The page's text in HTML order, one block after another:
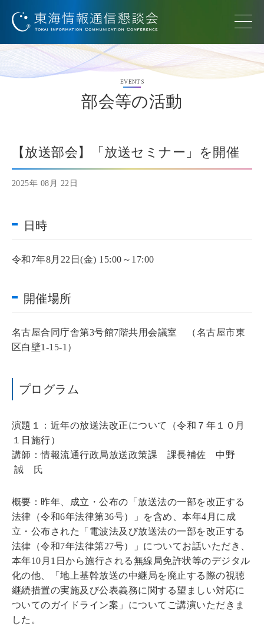
EVENTS
部会等の活動
【放送部会】「放送セミナー」を開催
2025年 08月 22日
日時
令和7年8月22日(金) 15:00～17:00
開催場所
名古屋合同庁舎第3号館7階共用会議室 （名古屋市東
区白壁1-15-1）
プログラム
演題１：近年の放送法改正について（令和７年１０月
１日施行）
講師：情報流通行政局放送政策課 課長補佐 中野
誠 氏
概要：昨年、成立・公布の「放送法の一部を改正する
法律（令和6年法律第36号）」を含め、本年4月に成
立・公布された「電波法及び放送法の一部を改正する
法律（令和7年法律第27号）」についてお話いただき、
本年10月1日から施行される無線局免許状等のデジタル
化の他、「地上基幹放送の中継局を廃止する際の視聴
継続措置の実施及び公表義務に関する望ましい対応に
ついてのガイドライン案」についてご講演いただきま
した。